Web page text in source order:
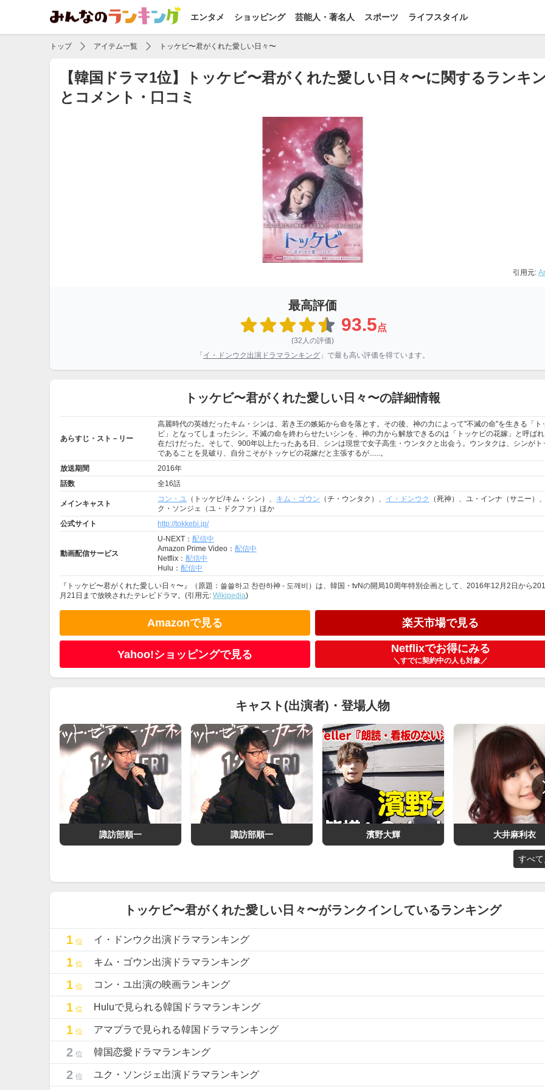
エンタメ ショッピング 芸能人・著名人 スポーツ ライフスタイル
トップ アイテム一覧 トッケビ〜君がくれた愛しい日々〜
【韓国ドラマ1位】トッケビ〜君がくれた愛しい日々〜に関するランキ
とコメント・口コミ
引用元:
最高評価
93.5点
(32人の評価)
「 イ・ドンウク出演ドラマランキング 」で最も高い評価を得ています。
トッケビ〜君がくれた愛しい日々〜の詳細情報
あらすじ・スト－リー
高麗時代の英雄だったキム・シンは、若き王の嫉妬から命を落とす。その後、神の力によって''不滅の命''を生きる「ト
ビ」となってしまったシン。不滅の命を終わらせたいシンを、神の力から解放できるのは「トッケビの花嫁」と呼ば
在だけだった。そして、900年以上たったある日、シンは現世で女子高生・ウンタクと出会う。ウンタクは、シンがト
であることを見破り、自分こそがトッケビの花嫁だと主張するが......。
放送期間
2016年
話数
全16話
メインキャスト
コン・ユ （トッケビ/キム・シン）、 キム・ゴウン （チ・ウンタク）、 イ・ドンウク
（死神）、ユ・インナ（サニー）
ク・ソンジェ（ユ・ドクファ）ほか
公式サイト
http://tokkebi.jp/
動画配信サービス
U-NEXT： 配信中
Amazon Prime Video： 配信中
Netflix： 配信中
Hulu： 配信中
『トッケビ〜君がくれた愛しい日々〜』（原題：쓸쓸하고 찬란하神 - 도깨비）は、韓国・tvNの開局10周年特別企画として、2016年12月2日から
月21日まで放映されたテレビドラマ。(引用元: Wikipedia)
Amazonで見る 楽天市場で見る
Yahoo!ショッピングで見る Netflixでお得にみる
＼すでに契約中の人も対象／
キャスト(出演者)・登場人物
諏訪部順一 諏訪部順一 濱野大輝 大井麻利衣
すべ
トッケビ〜君がくれた愛しい日々〜がランクインしているランキング
1 位 イ・ドンウク出演ドラマランキング
1 位 キム・ゴウン出演ドラマランキング
1 位 コン・ユ出演の映画ランキング
1 位 Huluで見られる韓国ドラマランキング
1 位 アマプラで見られる韓国ドラマランキング
2 位 韓国恋愛ドラマランキング
2 位 ユク・ソンジェ出演ドラマランキング